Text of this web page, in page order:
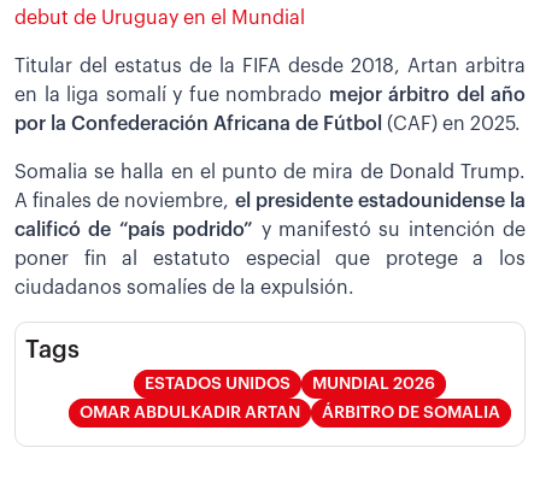
debut de Uruguay en el Mundial
Titular del estatus de la FIFA desde 2018, Artan arbitra
en la liga somalí y fue nombrado mejor árbitro del año
por la Confederación Africana de Fútbol (CAF) en 2025.
Somalia se halla en el punto de mira de Donald Trump.
A finales de noviembre, el presidente estadounidense la
calificó de “país podrido” y manifestó su intención de
poner fin al estatuto especial que protege a los
ciudadanos somalíes de la expulsión.
Tags
ESTADOS UNIDOS
MUNDIAL 2026
OMAR ABDULKADIR ARTAN
ÁRBITRO DE SOMALIA